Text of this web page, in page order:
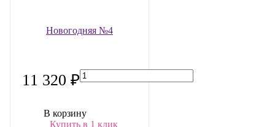
Новогодняя №4
11 320 ₽
В корзину
Купить в 1 клик